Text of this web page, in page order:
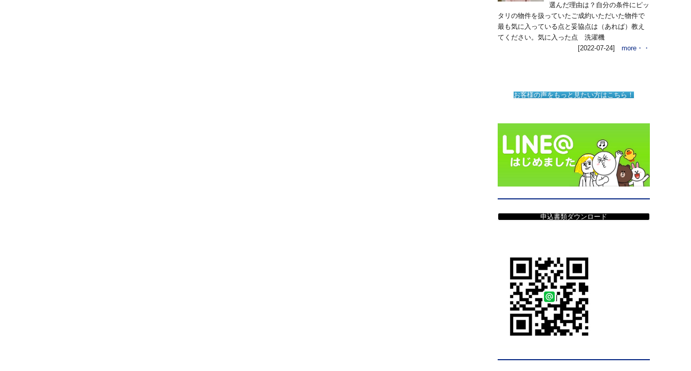
選んだ理由は？自分の条件にピッ
タリの物件を扱っていたご成約いただいた物件で
最も気に入っている点と妥協点は（あれば）教え
てください。気に入った点 洗濯機
[2022-07-24] more・・
お客様の声をもっと見たい方はこちら！
申込書類ダウンロード